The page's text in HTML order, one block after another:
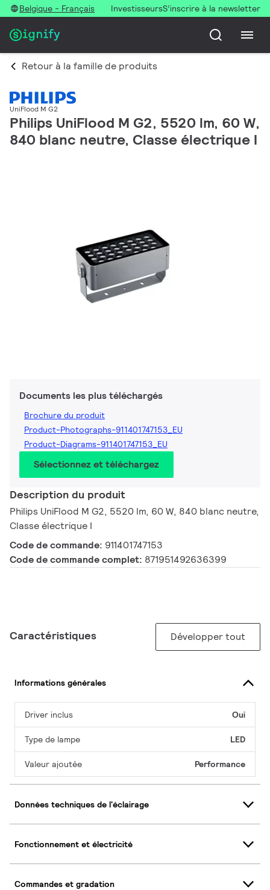
Belgique - Français InvestisseursS’inscrire à la newsletter
Retour à la famille de produits
UniFlood M G2
Philips UniFlood M G2, 5520 lm, 60 W,
840 blanc neutre, Classe électrique I
Documents les plus téléchargés
Brochure du produit
Product-Photographs-911401747153_EU
Product-Diagrams-911401747153_EU
Sélectionnez et téléchargez
Description du produit
Philips UniFlood M G2, 5520 lm, 60 W, 840 blanc neutre,
Classe électrique I
Code de commande: 911401747153
Code de commande complet: 871951492636399
Caractéristiques Développer tout
Informations générales
Driver inclus Oui
Type de lampe LED
Valeur ajoutée Performance
Données techniques de l'éclairage
Fonctionnement et électricité
Commandes et gradation